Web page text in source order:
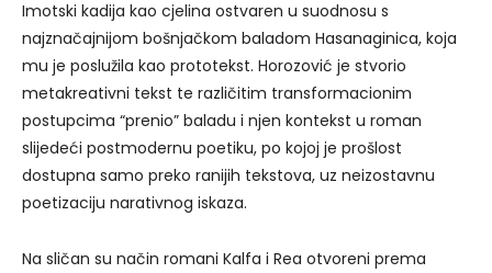
Imotski kadija kao cjelina ostvaren u suodnosu s
najznačajnijom bošnjačkom baladom Hasanaginica, koja
mu je poslužila kao prototekst. Horozović je stvorio
metakreativni tekst te različitim transformacionim
postupcima “prenio” baladu i njen kontekst u roman
slijedeći postmodernu poetiku, po kojoj je prošlost
dostupna samo preko ranijih tekstova, uz neizostavnu
poetizaciju narativnog iskaza.
Na sličan su način romani Kalfa i Rea otvoreni prema